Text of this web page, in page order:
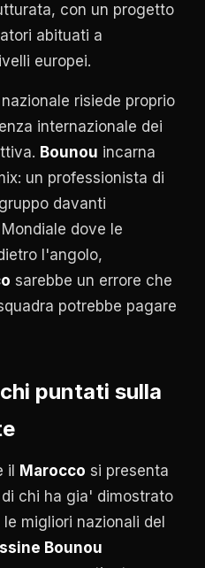
con un progetto
abituati a
europei.
risiede proprio
internazionale dei
Bounou incarna
un professionista di
davanti
dove le
l'angolo,
sarebbe un errore che
potrebbe pagare
puntati sulla
il Marocco si presenta
chi ha gia' dimostrato
migliori nazionali del
Bounou